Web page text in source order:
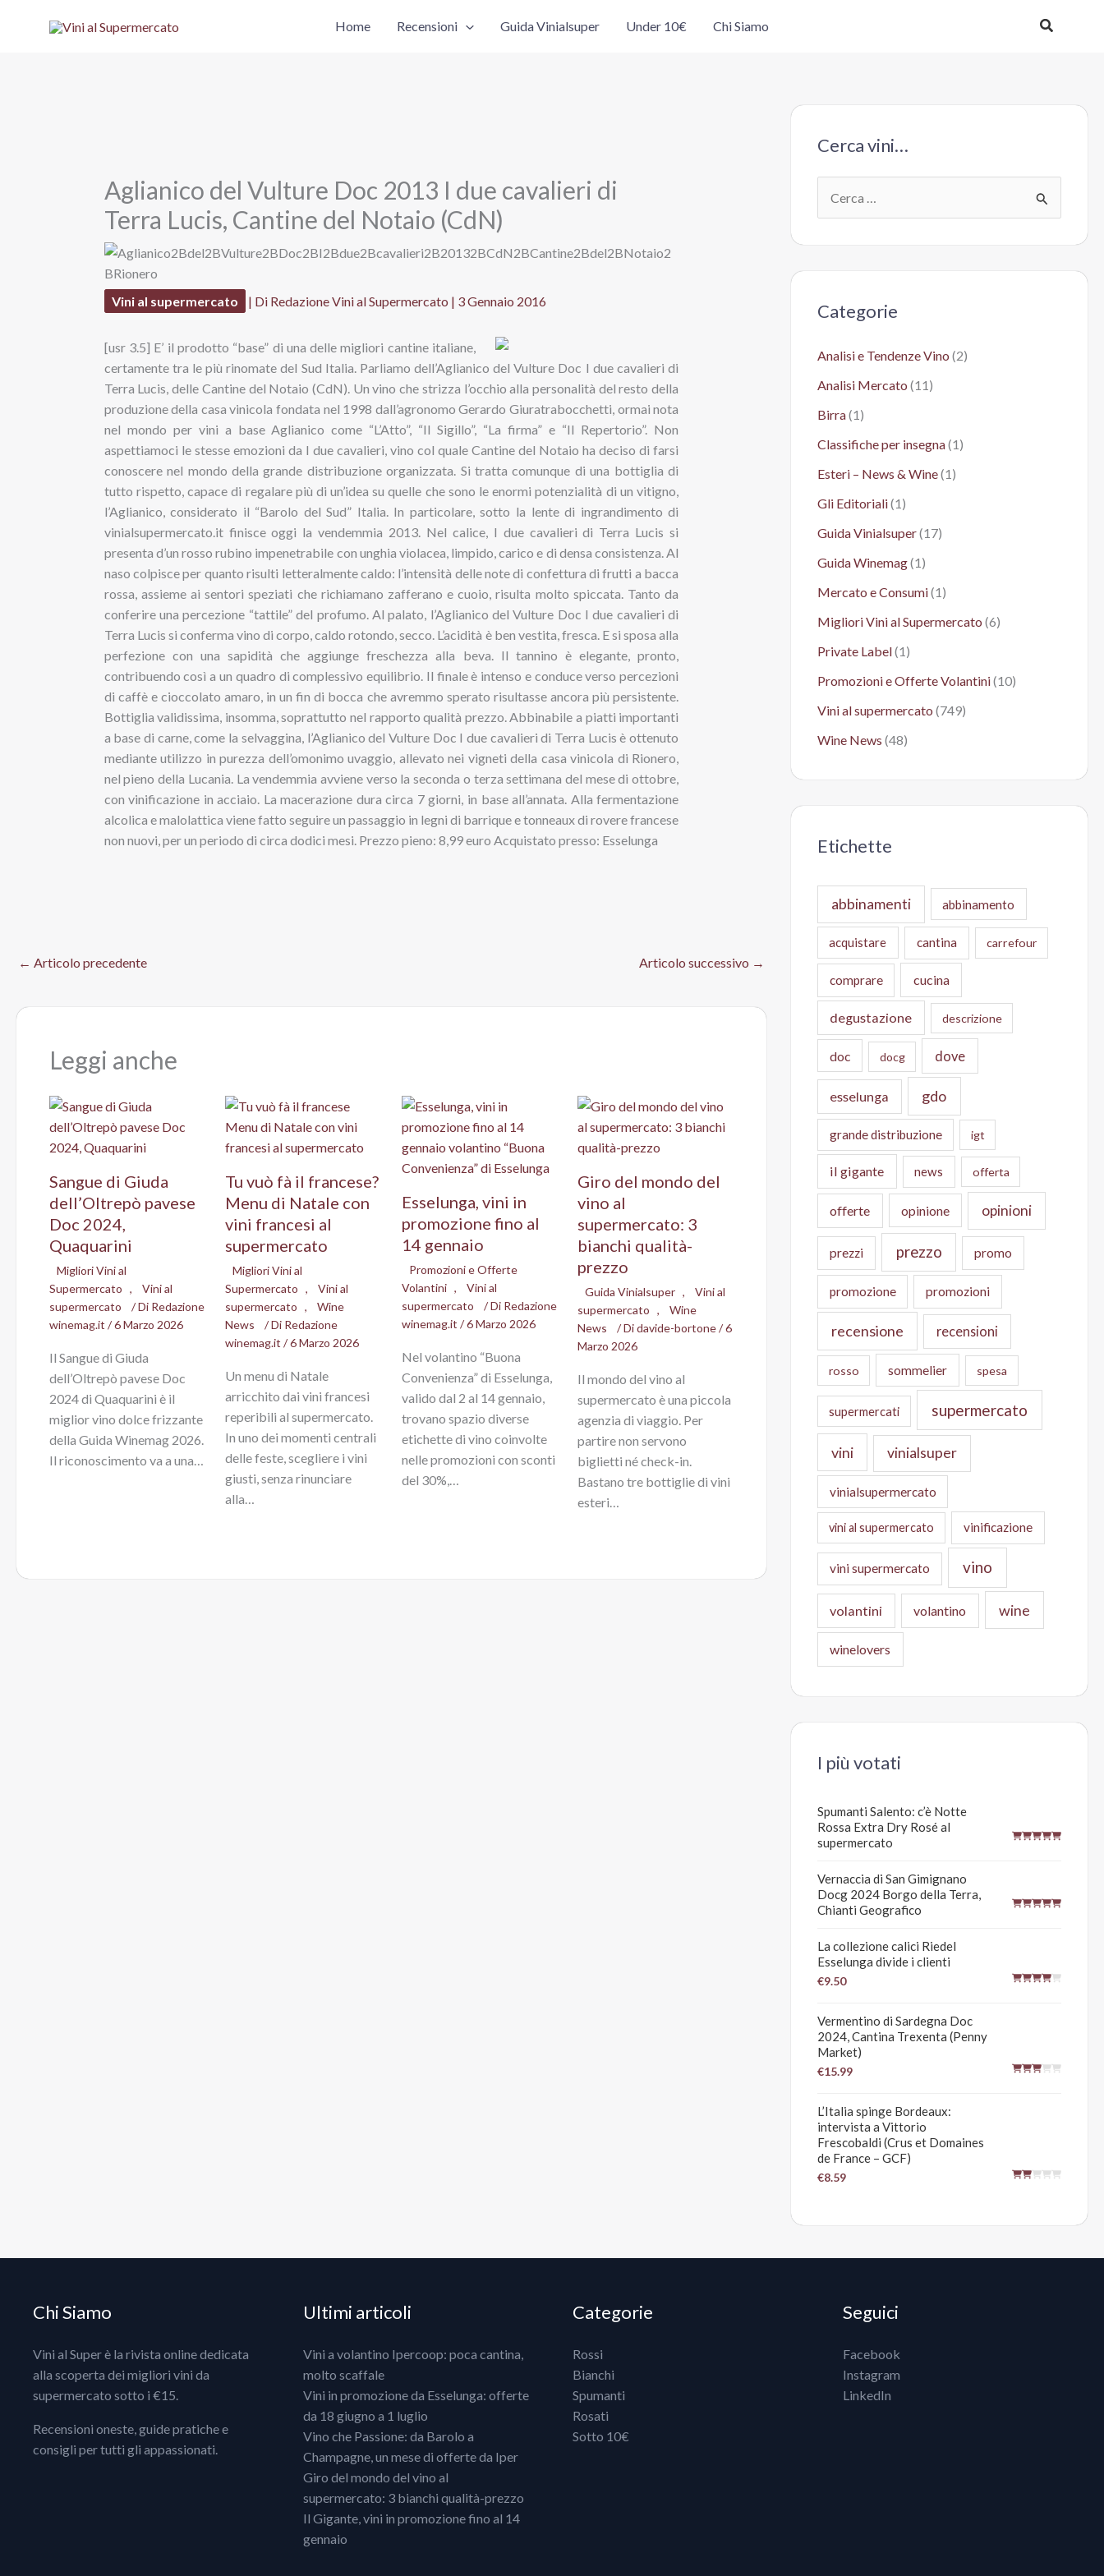
Home Recensioni Guida Vinialsuper Under 10€ Chi Siamo Cerca
Aglianico del Vulture Doc 2013 I due cavalieri di
Terra Lucis, Cantine del Notaio (CdN)
Vini al supermercato | Di Redazione Vini al Supermercato | 3 Gennaio 2016
[usr 3.5] E’ il prodotto “base” di una delle migliori cantine italiane,
certamente tra le più rinomate del Sud Italia. Parliamo dell’Aglianico del Vulture Doc I due cavalieri di
Terra Lucis, delle Cantine del Notaio (CdN). Un vino che strizza l’occhio alla personalità del resto della
produzione della casa vinicola fondata nel 1998 dall’agronomo Gerardo Giuratrabocchetti, ormai nota
nel mondo per vini a base Aglianico come “L’Atto”, “Il Sigillo”, “La firma” e “Il Repertorio”. Non
aspettiamoci le stesse emozioni da I due cavalieri, vino col quale Cantine del Notaio ha deciso di farsi
conoscere nel mondo della grande distribuzione organizzata. Si tratta comunque di una bottiglia di
tutto rispetto, capace di regalare più di un’idea su quelle che sono le enormi potenzialità di un vitigno,
l’Aglianico, considerato il “Barolo del Sud” Italia. In particolare, sotto la lente di ingrandimento di
vinialsupermercato.it finisce oggi la vendemmia 2013. Nel calice, I due cavalieri di Terra Lucis si
presenta d’un rosso rubino impenetrabile con unghia violacea, limpido, carico e di densa consistenza. Al
naso colpisce per quanto risulti letteralmente caldo: l’intensità delle note di confettura di frutti a bacca
rossa, assieme ai sentori speziati che richiamano zafferano e cuoio, risulta molto spiccata. Tanto da
conferire una percezione “tattile” del profumo. Al palato, l’Aglianico del Vulture Doc I due cavalieri di
Terra Lucis si conferma vino di corpo, caldo rotondo, secco. L’acidità è ben vestita, fresca. E si sposa alla
perfezione con una sapidità che aggiunge freschezza alla beva. Il tannino è elegante, pronto,
contribuendo così a un quadro di complessivo equilibrio. Il finale è intenso e conduce verso percezioni
di caffè e cioccolato amaro, in un fin di bocca che avremmo sperato risultasse ancora più persistente.
Bottiglia validissima, insomma, soprattutto nel rapporto qualità prezzo. Abbinabile a piatti importanti
a base di carne, come la selvaggina, l’Aglianico del Vulture Doc I due cavalieri di Terra Lucis è ottenuto
mediante utilizzo in purezza dell’omonimo uvaggio, allevato nei vigneti della casa vinicola di Rionero,
nel pieno della Lucania. La vendemmia avviene verso la seconda o terza settimana del mese di ottobre,
con vinificazione in acciaio. La macerazione dura circa 7 giorni, in base all’annata. Alla fermentazione
alcolica e malolattica viene fatto seguire un passaggio in legni di barrique e tonneaux di rovere francese
non nuovi, per un periodo di circa dodici mesi. Prezzo pieno: 8,99 euro Acquistato presso: Esselunga
← Articolo precedente Articolo successivo →
Leggi anche
Sangue di Giuda
dell’Oltrepò pavese
Doc 2024,
Quaquarini
Migliori Vini al
Supermercato ,
Vini al
supermercato
/ Di Redazione
winemag.it /6 Marzo 2026
Il Sangue di Giuda
dell’Oltrepò pavese Doc
2024 di Quaquarini è il
miglior vino dolce frizzante
della Guida Winemag 2026.
Il riconoscimento va a una…
Tu vuò fà il francese?
Menu di Natale con
vini francesi al
supermercato
Migliori Vini al
Supermercato
,
Vini al
supermercato
,
Wine
News
/ Di Redazione
winemag.it/6 Marzo 2026
Un menu di Natale
arricchito dai vini francesi
reperibili al supermercato.
In uno dei momenti centrali
delle feste, scegliere i vini
giusti, senza rinunciare
alla…
Esselunga, vini in
promozione fino al
14 gennaio
Promozioni e Offerte
Volantini ,
Vini al
supermercato
/ Di Redazione
winemag.it /6 Marzo 2026
Nel volantino “Buona
Convenienza” di Esselunga,
valido dal 2 al 14 gennaio,
trovano spazio diverse
etichette di vino coinvolte
nelle promozioni con sconti
del 30%,…
Giro del mondo del
vino al
supermercato: 3
bianchi qualità-
prezzo
Guida Vinialsuper ,
Vini al
supermercato
,
Wine
News
/ Didavide-bortone/6
Marzo 2026
Il mondo del vino al
supermercato è una piccola
agenzia di viaggio. Per
partire non servono
biglietti né check-in.
Bastano tre bottiglie di vini
esteri…
Cerca vini…
e
:Categorie
Analisi e Tendenze Vino (2)
Analisi Mercato (11)
Birra(1)
Classifiche per insegna(1)
Esteri – News & Wine(1)
Gli Editoriali(1)
Guida Vinialsuper(17)
Guida Winemag(1)
Mercato e Consumi(1)
Migliori Vini al Supermercato (6)
Private Label(1)
Promozioni e Offerte Volantini(10)
Vini al supermercato (749)
Wine News (48)
Etichette
abbinamenti abbinamento
acquistare cantina carrefour
comprare cucina
degustazione descrizione
doc docg dove
esselunga gdo
grande distribuzione igt
il gigante news offerta
offerte opinione opinioni
prezzi prezzo promo
promozione promozioni
recensione recensioni
rosso sommelier spesa
supermercati supermercato
vini vinialsuper
vinialsupermercato
vini al supermercato vinificazione
vini supermercato vino
volantini volantino wine
winelovers
I più votati
Spumanti Salento: c’è Notte
Rossa Extra Dry Rosé al
supermercato
Vernaccia di San Gimignano
Docg 2024 Borgo della Terra,
Chianti Geografico
La collezione calici Riedel
Esselunga divide i clienti
€9.50
Vermentino di Sardegna Doc
2024, Cantina Trexenta (Penny
Market)
€15.99
L’Italia spinge Bordeaux:
intervista a Vittorio
Frescobaldi (Crus et Domaines
de France – GCF)
€8.59
Chi Siamo
Vini al Super è la rivista online dedicata
alla scoperta dei migliori vini da
supermercato sotto i €15.
Recensioni oneste, guide pratiche e
consigli per tutti gli appassionati.
Ultimi articoli
Vini a volantino Ipercoop: poca cantina,
molto scaffale
Vini in promozione da Esselunga: offerte
da 18 giugno a 1 luglio
Vino che Passione: da Barolo a
Champagne, un mese di offerte da Iper
Giro del mondo del vino al
supermercato: 3 bianchi qualità-prezzo
Il Gigante, vini in promozione fino al 14
gennaio
Categorie
Rossi
Bianchi
Spumanti
Rosati
Sotto 10€
Seguici
Facebook
Instagram
LinkedIn